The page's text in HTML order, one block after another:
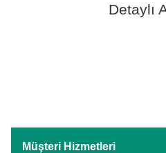
Detaylı
Müşteri Hizmetleri